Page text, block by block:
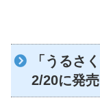
「うるさ
2/20に発売